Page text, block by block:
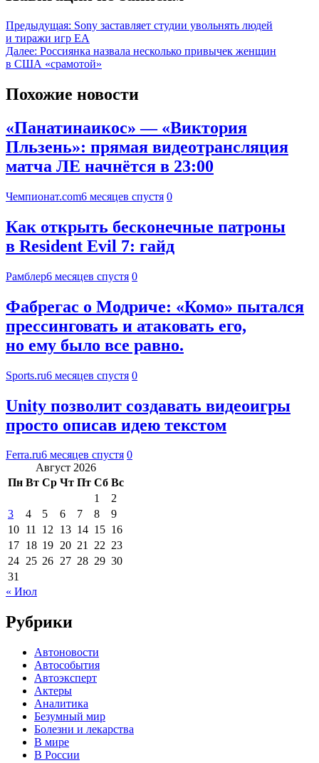
Предыдущая: Sony заставляет студии увольнять людей
и тиражи игр ЕА
Далее: Россиянка назвала несколько привычек женщин
в США «срамотой»
Похожие новости
«Панатинаикос» — «Виктория
Пльзень»: прямая видеотрансляция
матча ЛЕ начнётся в 23:00
Чемпионат.com6 месяцев спустя 0
Как открыть бесконечные патроны
в Resident Evil 7: гайд
Рамблер6 месяцев спустя 0
Фабрегас о Модриче: «Комо» пытался
прессинговать и атаковать его,
но ему было все равно.
Sports.ru6 месяцев спустя 0
Unity позволит создавать видеоигры
просто описав идею текстом
Ferra.ru6 месяцев спустя 0
Август 2026
Пн Вт Ср Чт Пт Сб Вс
1
2
3
4 5 6 7 8
9
10 11 12 13 14 15 16
17 18 19 20 21 22 23
24 25 26 27 28 29 30
31
« Июл
Рубрики
Автоновости
Автособытия
Автоэксперт
Актеры
Аналитика
Безумный мир
Болезни и лекарства
В мире
В России